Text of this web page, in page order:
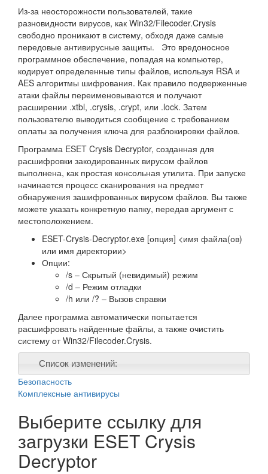
Из-за неосторожности пользователей, такие
разновидности вирусов, как Win32/Filecoder.Crysis
свободно проникают в систему, обходя даже самые
передовые антивирусные защиты. Это вредоносное
программное обеспечение, попадая на компьютер,
кодирует определенные типы файлов, используя RSA и
AES алгоритмы шифрования. Как правило подверженные
атаки файлы переименовываются и получают
расширении .xtbl, .crysis, .crypt, или .lock. Затем
пользователю выводиться сообщение с требованием
оплаты за получения ключа для разблокировки файлов.
Программа ESET Crysis Decryptor, созданная для
расшифровки закодированных вирусом файлов
выполнена, как простая консольная утилита. При запуске
начинается процесс сканирования на предмет
обнаружения зашифрованных вирусом файлов. Вы также
можете указать конкретную папку, передав аргумент с
местоположением.
ESET-Crysis-Decryptor.exe [опция] <имя файла(ов)
или имя директории>
Опции:
/s – Скрытый (невидимый) режим
/d – Режим отладки
/h или /? – Вызов справки
Далее программа автоматически попытается
расшифровать найденные файлы, а также очистить
систему от Win32/Filecoder.Crysis.
Список изменений:
Безопасность
Комплексные антивирусы
Выберите ссылку для
загрузки ESET Crysis
Decryptor